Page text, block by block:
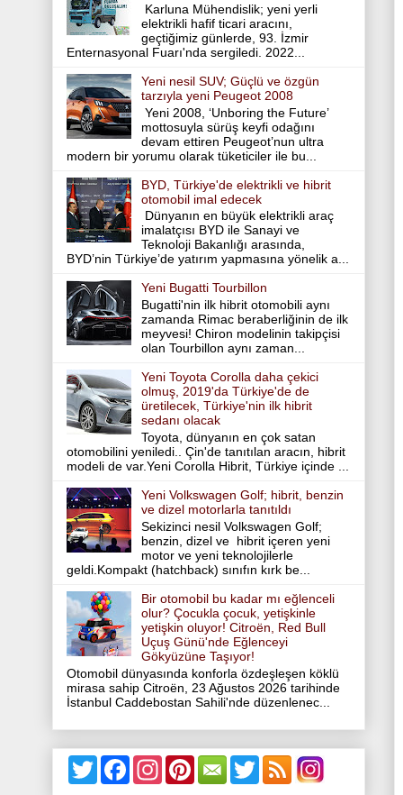
Karluna Mühendislik; yeni yerli
elektrikli hafif ticari aracını,
geçtiğimiz günlerde, 93. İzmir
Enternasyonal Fuarı'nda sergiledi. 2022...
Yeni nesil SUV; Güçlü ve özgün
tarzıyla yeni Peugeot 2008
Yeni 2008, ‘Unboring the Future’
mottosuyla sürüş keyfi odağını
devam ettiren Peugeot’nun ultra
modern bir yorumu olarak tüketiciler ile bu...
BYD, Türkiye'de elektrikli ve hibrit
otomobil imal edecek
Dünyanın en büyük elektrikli araç
imalatçısı BYD ile Sanayi ve
Teknoloji Bakanlığı arasında,
BYD’nin Türkiye’de yatırım yapmasına yönelik a...
Yeni Bugatti Tourbillon
Bugatti'nin ilk hibrit otomobili aynı
zamanda Rimac beraberliğinin de ilk
meyvesi! Chiron modelinin takipçisi
olan Tourbillon aynı zaman...
Yeni Toyota Corolla daha çekici
olmuş, 2019'da Türkiye'de de
üretilecek, Türkiye'nin ilk hibrit
sedanı olacak
Toyota, dünyanın en çok satan
otomobilini yeniledi.. Çin'de tanıtılan aracın, hibrit
modeli de var.Yeni Corolla Hibrit, Türkiye içinde ...
Yeni Volkswagen Golf; hibrit, benzin
ve dizel motorlarla tanıtıldı
Sekizinci nesil Volkswagen Golf;
benzin, dizel ve hibrit içeren yeni
motor ve yeni teknolojilerle
geldi.Kompakt (hatchback) sınıfın kırk be...
Bir otomobil bu kadar mı eğlenceli
olur? Çocukla çocuk, yetişkinle
yetişkin oluyor! Citroën, Red Bull
Uçuş Günü'nde Eğlenceyi
Gökyüzüne Taşıyor!
Otomobil dünyasında konforla özdeşleşen köklü
mirasa sahip Citroën, 23 Ağustos 2026 tarihinde
İstanbul Caddebostan Sahili'nde düzenlenec...
T
w
F
P
T